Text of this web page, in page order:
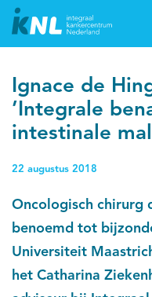
Ignace de
’Integrale
intestinale
22 augustus 2018
Oncologisch chirurg
benoemd tot
Universiteit
het Catharina